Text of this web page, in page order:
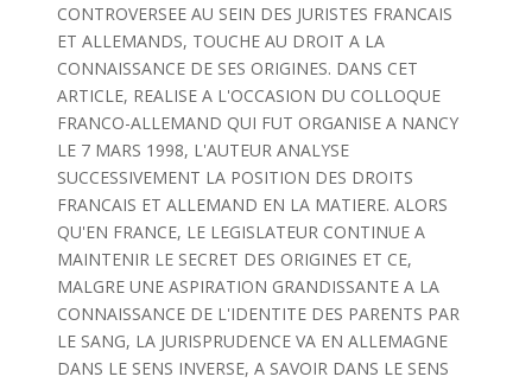
CONTROVERSEE AU SEIN DES JURISTES FRANCAIS
ET ALLEMANDS, TOUCHE AU DROIT A LA
CONNAISSANCE DE SES ORIGINES. DANS CET
ARTICLE, REALISE A L'OCCASION DU COLLOQUE
FRANCO-ALLEMAND QUI FUT ORGANISE A NANCY
LE 7 MARS 1998, L'AUTEUR ANALYSE
SUCCESSIVEMENT LA POSITION DES DROITS
FRANCAIS ET ALLEMAND EN LA MATIERE. ALORS
QU'EN FRANCE, LE LEGISLATEUR CONTINUE A
MAINTENIR LE SECRET DES ORIGINES ET CE,
MALGRE UNE ASPIRATION GRANDISSANTE A LA
CONNAISSANCE DE L'IDENTITE DES PARENTS PAR
LE SANG, LA JURISPRUDENCE VA EN ALLEMAGNE
DANS LE SENS INVERSE, A SAVOIR DANS LE SENS